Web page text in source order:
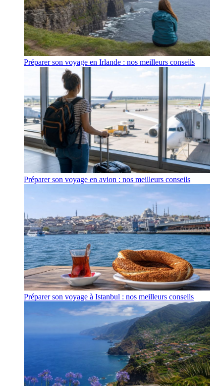
Préparer son voyage en Irlande : nos meilleurs conseils
Préparer son voyage en avion : nos meilleurs conseils
Préparer son voyage à Istanbul : nos meilleurs conseils